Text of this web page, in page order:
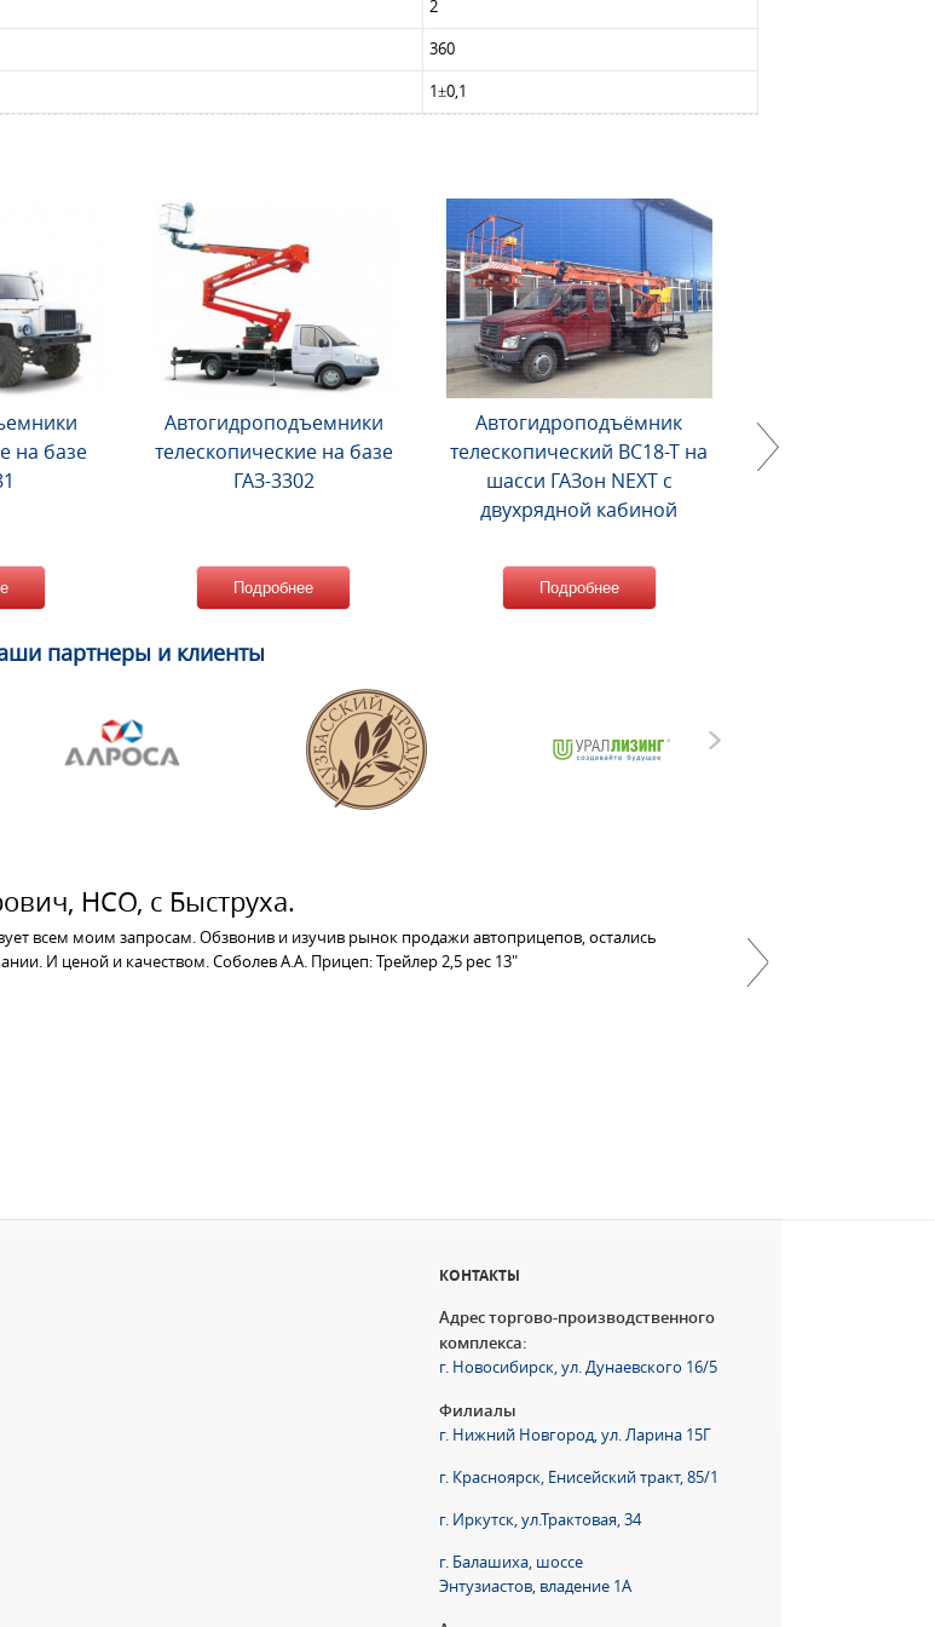
2
360
1±0,1
на базе
Автогидроподъемники
телескопические на базе
ГАЗ-3302
Подробнее
Автогидроподъёмник
телескопический ВС18-Т на
шасси ГАЗон NEXT с
двухрядной кабиной
Подробнее
18Т-01
партнеры и клиенты
НСО, с Быструха.
всем моим запросам. Обзвонив и изучив рынок продажи автоприцепов, остались
И ценой и качеством. Соболев А.А. Прицеп: Трейлер 2,5 рес 13"
КОНТАКТЫ
Адрес торгово-производственного
комплекса:
г. Новосибирск, ул. Дунаевского 16/5
Филиалы
г. Нижний Новгород, ул. Ларина 15Г
г. Красноярск, Енисейский тракт, 85/1
г. Иркутск, ул.Трактовая, 34
г. Балашиха, шоссе
Энтузиастов, владение 1А